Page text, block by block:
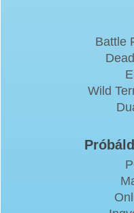
Battle
Wild